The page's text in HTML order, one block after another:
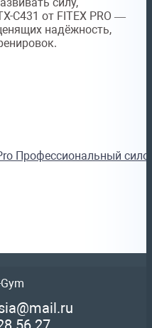
силу,
C431 от FITEX PRO —
надёжность,
Профессиональный
сидя Fitex Pro